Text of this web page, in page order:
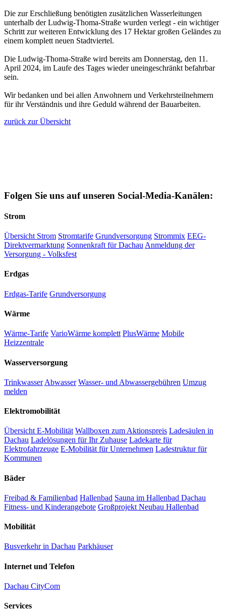
Die zur Erschließung benötigten zusätzlichen Wasserleitungen
unterhalb der Ludwig-Thoma-Straße wurden verlegt - ein wichtiger
Schritt zur weiteren Entwicklung des 17 Hektar großen Geländes zu
einem komplett neuen Stadtviertel.
Die Ludwig-Thoma-Straße wird bereits am Donnerstag, den 11.
April 2024, im Laufe des Tages wieder uneingeschränkt befahrbar
sein.
Wir bedanken und bei allen Anwohnern und Verkehrsteilnehmern
für ihr Verständnis und ihre Geduld während der Bauarbeiten.
zurück zur Übersicht
Folgen Sie uns auf unseren Social-Media-Kanälen:
Strom
Übersicht Strom Stromtarife Grundversorgung Strommix EEG-
Direktvermarktung Sonnenkraft für Dachau Anmeldung der
Versorgung - Volksfest
Erdgas
Erdgas-Tarife Grundversorgung
Wärme
Wärme-Tarife VarioWärme komplett PlusWärme Mobile
Heizzentrale
Wasserversorgung
Trinkwasser Abwasser Wasser- und Abwassergebühren Umzug
melden
Elektromobilität
Übersicht E-Mobilität Wallboxen zum Aktionspreis Ladesäulen in
Dachau Ladelösungen für Ihr Zuhause Ladekarte für
Elektrofahrzeuge E-Mobilität für Unternehmen Ladestruktur für
Kommunen
Bäder
Freibad & Familienbad Hallenbad Sauna im Hallenbad Dachau
Fitness- und Kinderangebote Großprojekt Neubau Hallenbad
Mobilität
Busverkehr in Dachau Parkhäuser
Internet und Telefon
Dachau CityCom
Services